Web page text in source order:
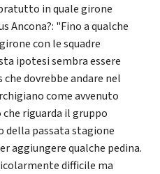
in quale girone
Ancona?: "Fino a qualche
con le squadre
ipotesi sembra essere
che dovrebbe andare nel
come avvenuto
riguarda il gruppo
della passata stagione
aggiungere qualche pedina.
difficile ma